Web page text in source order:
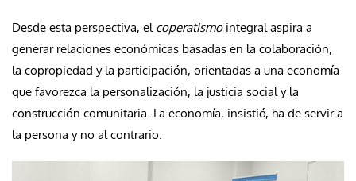
Desde esta perspectiva, el coperatismointegral aspira a
generar relaciones económicas basadas en la colaboración,
la copropiedad y la participación, orientadas a una economía
que favorezca la personalización, la justicia social y la
construcción comunitaria. La economía, insistió, ha de servir a
la persona y no al contrario.